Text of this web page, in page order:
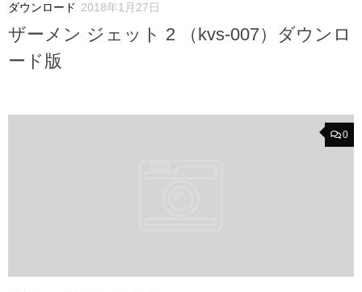
ダウンロード 2018年1月27日
ザーメン ジェット 2 （kvs-007）ダウンロ
ード版
0